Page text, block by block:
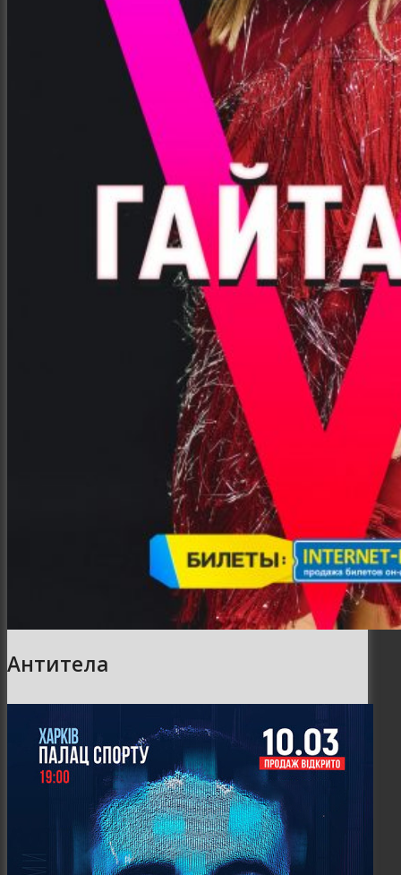
Антитела